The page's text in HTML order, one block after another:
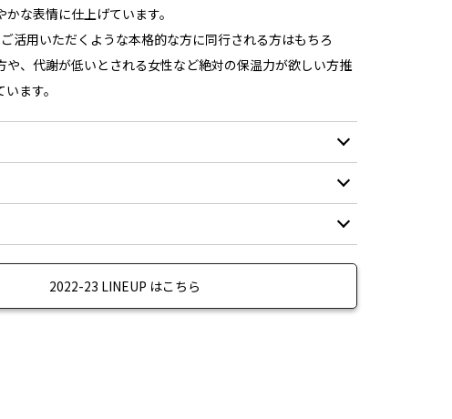
な表情に仕上げています。
活用いただくような本格的な方に同行される方はもちろ
や、代謝が低いとされる女性など絶対の保温力が欲しい方推
ます。
10,000mm
48.5 51.1
反応する ※インサレーション を腹部から裾にかけ保温する
動域を損なわないため股内側に40g、それら以外のジャケッ
上と背面メッシュ下など適度に60gと分けて配置。
2022-23 LINEUP はこちら